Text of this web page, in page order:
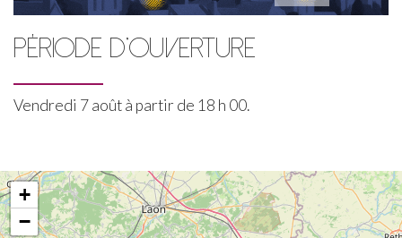
PÉRIODE D'OUVERTURE
Vendredi 7 août à partir de 18 h 00.
+
−